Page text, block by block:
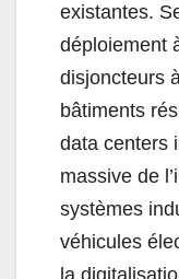
existantes.
déploiement
disjoncteurs
bâtiments
data centers
massive de
systèmes
véhicules